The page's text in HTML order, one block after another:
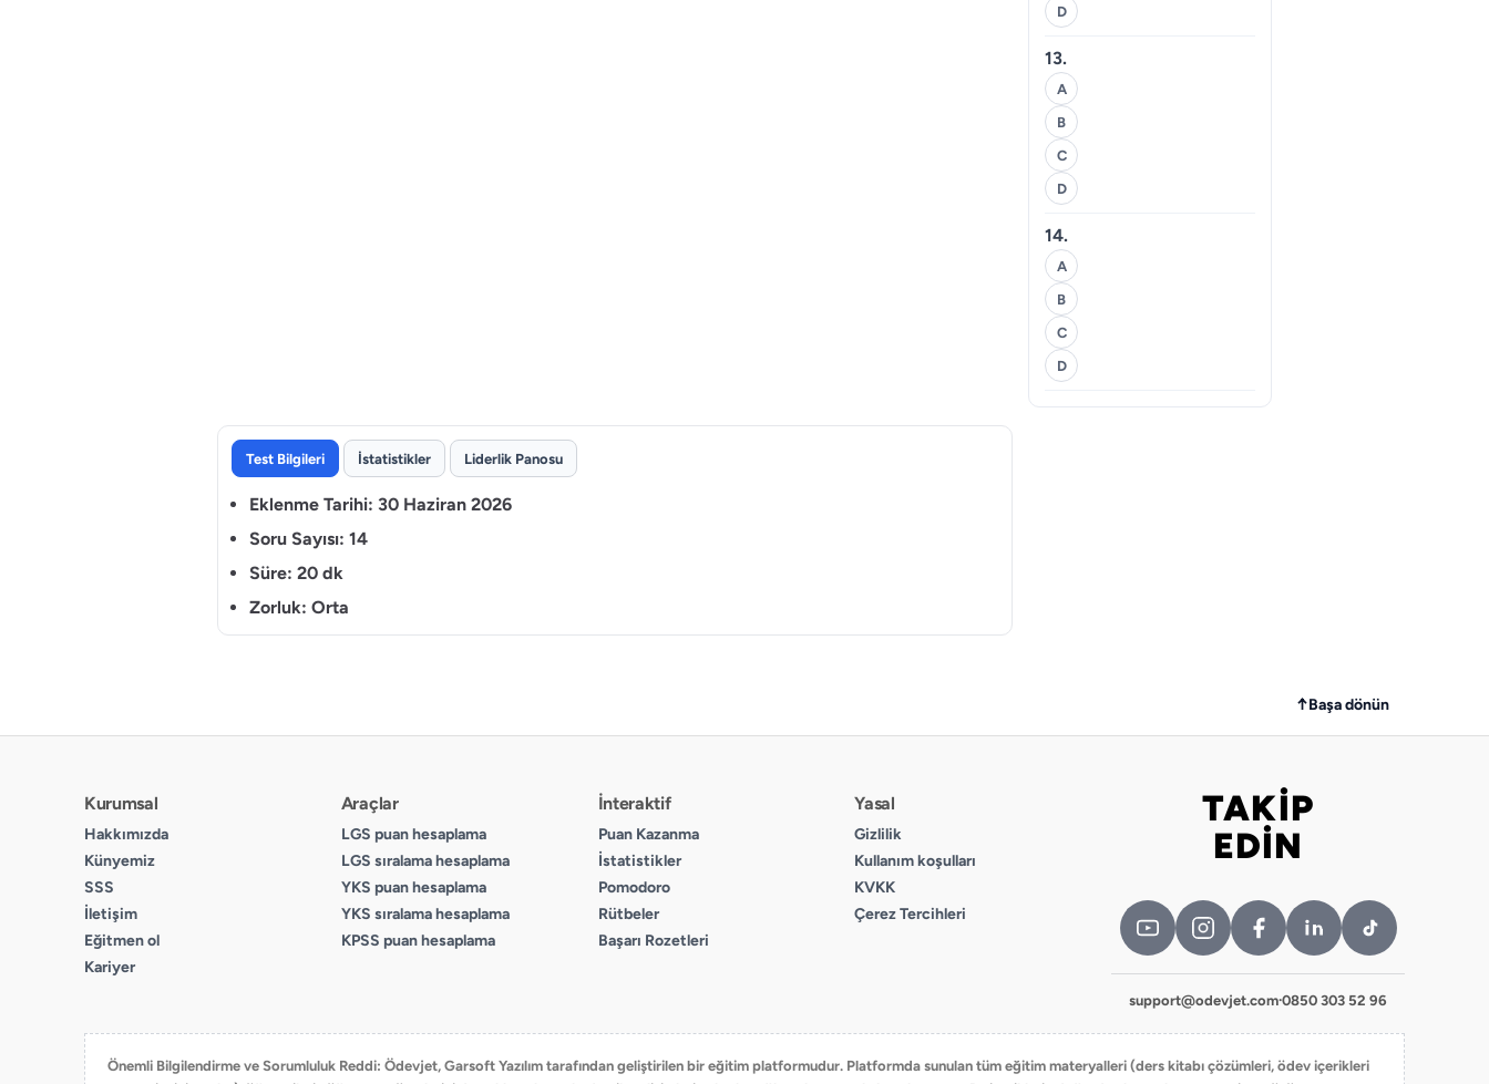
D
13.
A
B
C
D
14.
A
B
C
D
Test Bilgileri İstatistikler Liderlik Panosu
Eklenme Tarihi: 30 Haziran 2026
Soru Sayısı: 14
Süre: 20 dk
Zorluk: Orta
↑Başa dönün
Kurumsal
Hakkımızda
Künyemiz
SSS
İletişim
Eğitmen ol
Kariyer
Araçlar
LGS puan hesaplama
LGS sıralama hesaplama
YKS puan hesaplama
YKS sıralama hesaplama
KPSS puan hesaplama
İnteraktif
Puan Kazanma
İstatistikler
Pomodoro
Rütbeler
Başarı Rozetleri
Yasal
Gizlilik
Kullanım koşulları
KVKK
Çerez Tercihleri
Bizi takip edin
TAKİP
EDİN
support@odevjet.com·0850 303 52 96
Önemli Bilgilendirme ve Sorumluluk Reddi: Ödevjet, Garsoft Yazılım tarafından geliştirilen bir eğitim platformudur. Platformda sunulan tüm eğitim materyalleri (ders kitabı çözümleri, ödev içerikleri